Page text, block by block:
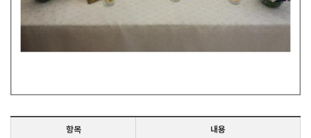
항목
내용